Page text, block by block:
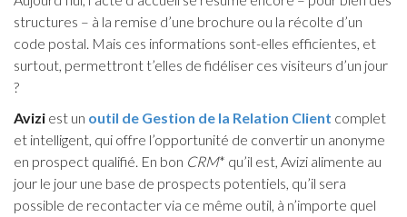
structures – à la remise d’une brochure ou la récolte d’un
code postal. Mais ces informations sont-elles efficientes, et
surtout, permettront t’elles de fidéliser ces visiteurs d’un jour
?
Avizi est un outil de Gestion de la Relation Client complet
et intelligent, qui offre l’opportunité de convertir un anonyme
en prospect qualifié. En bon CRM* qu’il est, Avizi alimente au
jour le jour une base de prospects potentiels, qu’il sera
possible de recontacter via ce même outil, à n’importe quel